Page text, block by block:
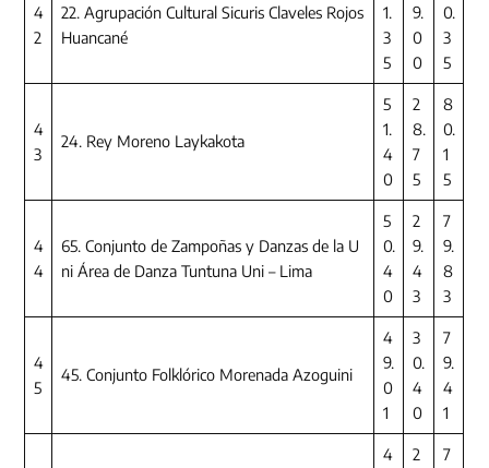
4
2
22. Agrupación Cultural Sicuris Claveles Rojos
Huancané
1.
3
5
9.
0
0
0.
3
5
4
3
24. Rey Moreno Laykakota
5
1.
4
0
2
8.
7
5
8
0.
1
5
4
4
65. Conjunto de Zampoñas y Danzas de la U
ni Área de Danza Tuntuna Uni – Lima
5
0.
4
0
2
9.
4
3
7
9.
8
3
4
5
45. Conjunto Folklórico Morenada Azoguini
4
9.
0
1
3
0.
4
0
7
9.
4
1
4
2
7